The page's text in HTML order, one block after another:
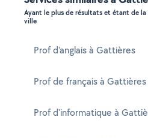
Ayant le plus de résultats et étant de
ville
Prof d'anglais à Gattières
Prof de français à Gattières
Prof d'informatique à